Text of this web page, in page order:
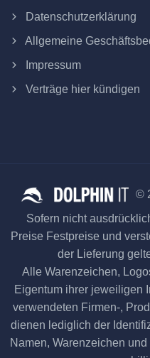
Datenschutzerklärung
Allgemeine
Impressum
Verträge hier kündigen
©
Sofern nicht
Preise Festpreise und
der Lieferung
Alle Warenzeichen,
Eigentum ihrer jeweiligen
verwendeten Firmen-,
dienen lediglich der
Namen, Warenzeichen und